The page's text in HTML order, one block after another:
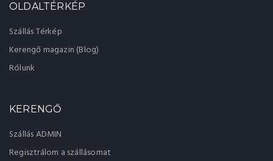
OLDALTÉRKÉP
Szállás Térkép
Kerengő magazin (Blog)
Rólunk
KERENGŐ
Szállás ADMIN
Regisztrálom a szállásomat